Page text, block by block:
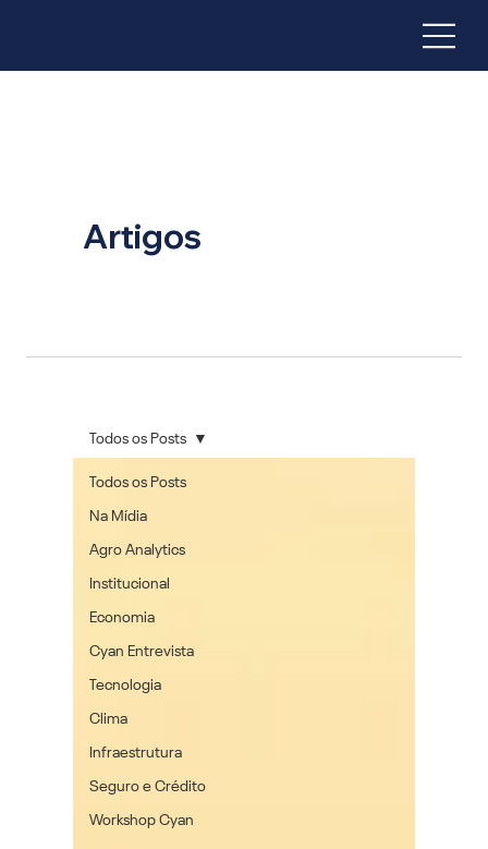
Todos os Posts
Na Mídia
Agro Analytics
Institucional
Economia
Cyan Entrevista
Tecnologia
Clima
Infraestrutura
Seguro e Crédito
Workshop Cyan
Todos os Posts
Artigos